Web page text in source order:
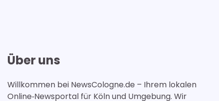
Über uns
Willkommen bei NewsCologne.de – Ihrem lokalen
Online‑Newsportal für Köln und Umgebung. Wir